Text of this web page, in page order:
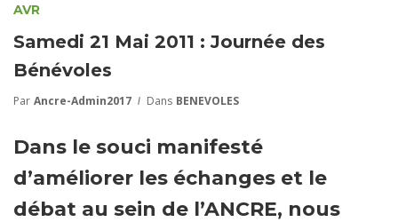
AVR
Samedi 21 Mai 2011 : Journée des
Bénévoles
Par Ancre-Admin2017 Dans BENEVOLES
Dans le souci manifesté
d’améliorer les échanges et le
débat au sein de l’ANCRE, nous